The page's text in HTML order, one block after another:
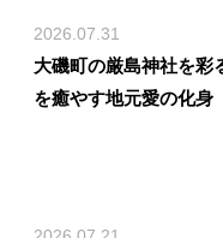
2026.07.31
大磯町の厳島神社を彩
を癒やす地元愛の化身